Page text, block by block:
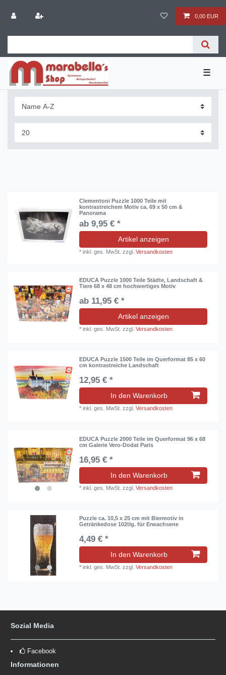
0,00 EUR
☰
Clementoni Puzzle 1000 Teile mit
kontrastreichem Motiv ca. 69 x 50 cm &
Panorama
ab 9,95 € *
Artikel anzeigen
*inkl. ges. MwSt. zzgl.Versandkosten
EDUCA Puzzle 1000 Teile Städte, Landschaft &
Tiere 68 x 48 cm hochwertiges Motiv
ab 11,95 € *
Artikel anzeigen
*inkl. ges. MwSt. zzgl.Versandkosten
EDUCA Puzzle 1500 Teile im Querformat 85 x 60
cm kontrastreiche Landschaft
12,95 € *
In den Warenkorb
*inkl. ges. MwSt. zzgl.Versandkosten
EDUCA Puzzle 2000 Teile im Querformat 96 x 68
cm Galerie Vero-Dodat Paris
16,95 € *
In den Warenkorb
*inkl. ges. MwSt. zzgl.Versandkosten
Puzzle ca. 10,5 x 25 cm mit Biermotiv in
Getränkedose 102tlg. für Erwachsene
4,49 € *
In den Warenkorb
*inkl. ges. MwSt. zzgl.Versandkosten
Sozial Media
Facebook
Informationen